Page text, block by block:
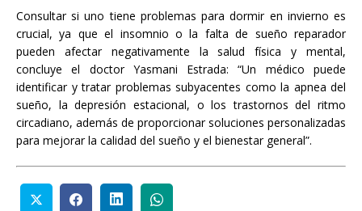
Consultar si uno tiene problemas para dormir en invierno es
crucial, ya que el insomnio o la falta de sueño reparador
pueden afectar negativamente la salud física y mental,
concluye el doctor Yasmani Estrada: “Un médico puede
identificar y tratar problemas subyacentes como la apnea del
sueño, la depresión estacional, o los trastornos del ritmo
circadiano, además de proporcionar soluciones personalizadas
para mejorar la calidad del sueño y el bienestar general”.